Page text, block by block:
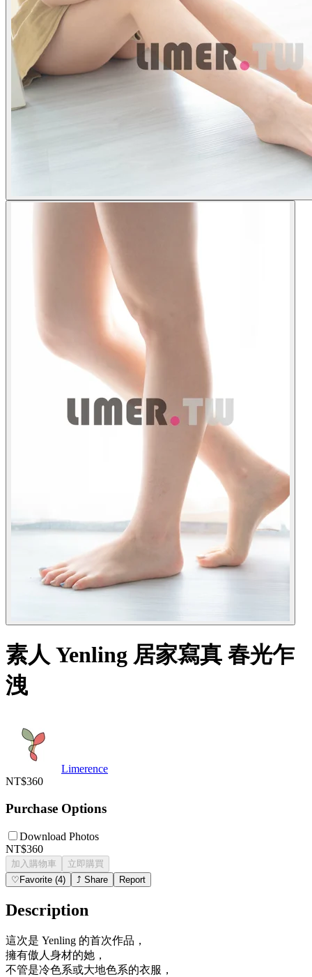
素人 Yenling 居家寫真 春光乍
洩
Limerence
NT$360
Purchase Options
Download Photos
NT$360
加入購物車
立即購買
♡ Favorite (4) ⤴ Share Report
Description
這次是 Yenling 的首次作品，
擁有傲人身材的她，
不管是冷色系或大地色系的衣服，